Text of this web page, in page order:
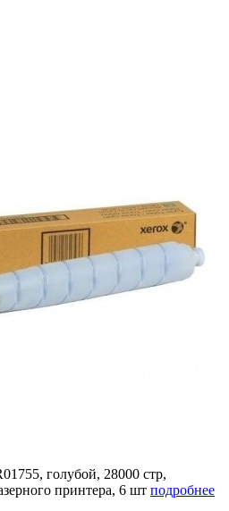
голубой, 28000 стр,
принтера, 6 шт подробнее